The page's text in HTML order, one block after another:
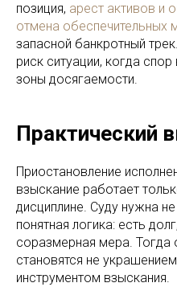
позиция, арест активов и
отмена обеспечительных
запасной банкротный
риск ситуации, когда
зоны досягаемости.
Практический
Приостановление
взыскание работает
дисциплине. Суду нужна
понятная логика: есть
соразмерная мера. Тогда
становятся не
инструментом взыскания.